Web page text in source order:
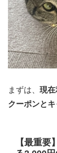
まずは、 現
クーポンと
【最重